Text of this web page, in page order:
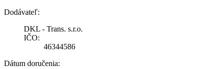
Dodávateľ:
DKL - Trans. s.r.o.
IČO:
46344586
Dátum doručenia: